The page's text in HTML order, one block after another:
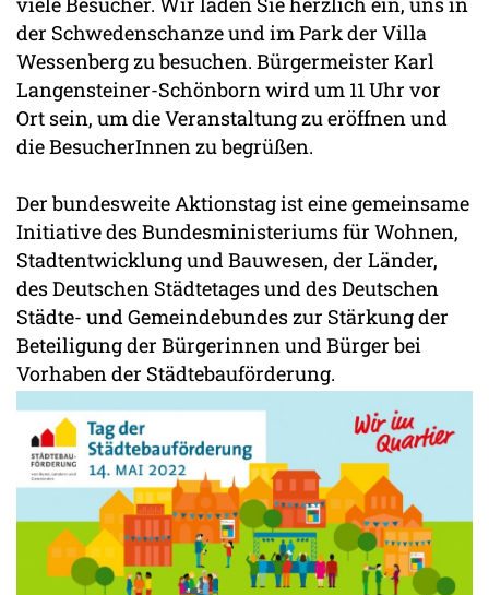
der Schwedenschanze und im Park der Villa
Wessenberg zu besuchen. Bürgermeister Karl
Langensteiner-Schönborn wird um 11 Uhr vor
Ort sein, um die Veranstaltung zu eröffnen und
die BesucherInnen zu begrüßen.
Der bundesweite Aktionstag ist eine gemeinsame
Initiative des Bundesministeriums für Wohnen,
Stadtentwicklung und Bauwesen, der Länder,
des Deutschen Städtetages und des Deutschen
Städte- und Gemeindebundes zur Stärkung der
Beteiligung der Bürgerinnen und Bürger bei
Vorhaben der Städtebauförderung.